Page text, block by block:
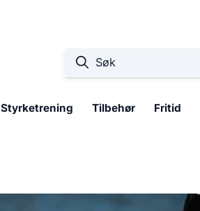
Styrketrening Tilbehør Fritid